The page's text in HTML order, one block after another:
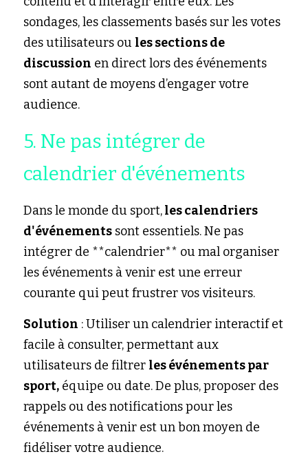
sondages, les classements basés sur les votes
des utilisateurs ou les sections de
discussion en direct lors des événements
sont autant de moyens d’engager votre
audience.
5. Ne pas intégrer de
calendrier d'événements
Dans le monde du sport, les calendriers
d'événements sont essentiels. Ne pas
intégrer de **calendrier** ou mal organiser
les événements à venir est une erreur
courante qui peut frustrer vos visiteurs.
Solution : Utiliser un calendrier interactif et
facile à consulter, permettant aux
utilisateurs de filtrer les événements par
sport, équipe ou date. De plus, proposer des
rappels ou des notifications pour les
événements à venir est un bon moyen de
fidéliser votre audience.